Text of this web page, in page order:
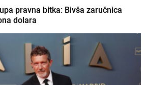
pravna bitka: Bivša zaručnica
dolara